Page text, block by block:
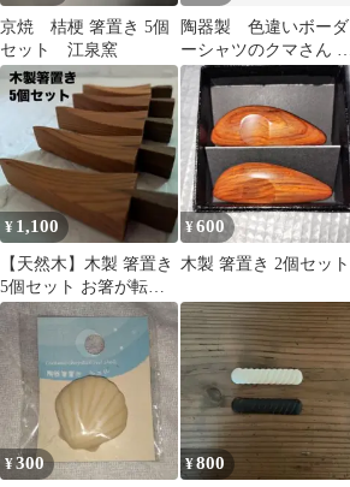
京焼 桔梗 箸置き 5個
セット 江泉窯
陶器製 色違いボーダ
ーシャツのクマさん 箸
置き 5個セット
¥ 1,100
【天然木】木製 箸置き
5個セット お箸が転が
らない 緩やかカーブ
¥600
木製 箸置き 2個セット
¥300 ¥800